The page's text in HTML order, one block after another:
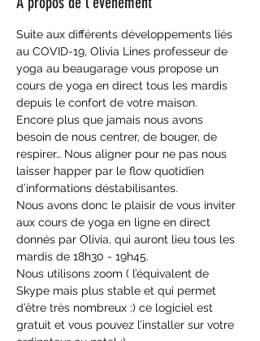
Suite aux différents développements liés
au COVID-19, Olivia Lines professeur de
yoga au beaugarage vous propose un
cours de yoga en direct tous les mardis
depuis le confort de votre maison.
Encore plus que jamais nous avons
besoin de nous centrer, de bouger, de
respirer… Nous aligner pour ne pas nous
laisser happer par le flow quotidien
d’informations déstabilisantes.
Nous avons donc le plaisir de vous inviter
aux cours de yoga en ligne en direct
donnés par Olivia, qui auront lieu tous les
mardis de 18h30 - 19h45.
Nous utilisons zoom ( l’équivalent de
Skype mais plus stable et qui permet
d’être très nombreux :) ce logiciel est
gratuit et vous pouvez l’installer sur votre